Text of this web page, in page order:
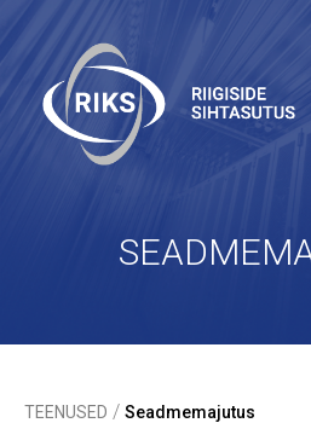
TEENUSED / Seadmemajutus